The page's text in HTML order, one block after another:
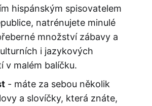
hispánským spisovatelem
natrénujete minulé
množství zábavy a
i jazykových
v malém balíčku.
- máte za sebou několik
a slovíčky, která znáte,